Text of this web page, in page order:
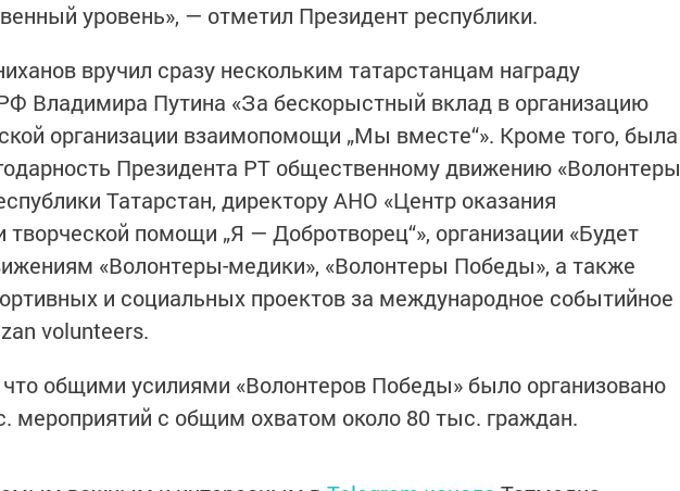
уровень», — отметил Президент республики.
вручил сразу нескольким татарстанцам награду
Владимира Путина «За бескорыстный вклад в организацию
организации взаимопомощи „Мы вместе“». Кроме того, была
Президента РТ общественному движению «Волонтеры
Татарстан, директору АНО «Центр оказания
творческой помощи „Я — Добротворец“», организации «Будет
«Волонтеры-медики», «Волонтеры Победы», а также
и социальных проектов за международное событийное
volunteers.
общими усилиями «Волонтеров Победы» было организовано
мероприятий с общим охватом около 80 тыс. граждан.